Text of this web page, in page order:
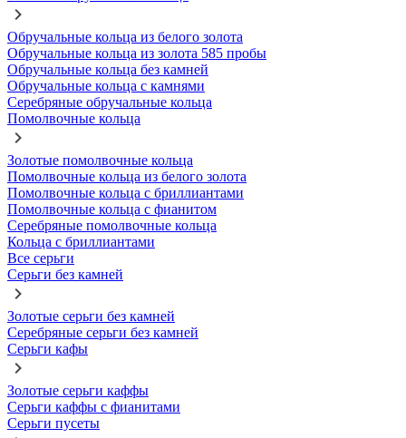
Обручальные кольца из белого золота
Обручальные кольца из золота 585 пробы
Обручальные кольца без камней
Обручальные кольца с камнями
Серебряные обручальные кольца
Помолвочные кольца
Золотые помолвочные кольца
Помолвочные кольца из белого золота
Помолвочные кольца с бриллиантами
Помолвочные кольца с фианитом
Серебряные помолвочные кольца
Кольца с бриллиантами
Все серьги
Серьги без камней
Золотые серьги без камней
Серебряные серьги без камней
Серьги кафы
Золотые серьги каффы
Серьги каффы с фианитами
Серьги пусеты